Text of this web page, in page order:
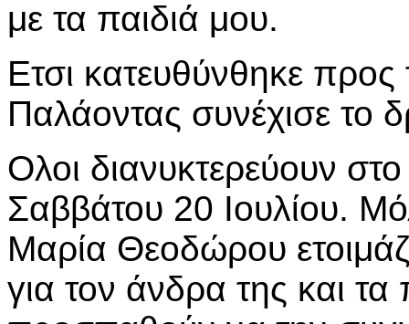
με τα παιδιά μου.
Ετσι κατευθύνθηκε προς
Παλάοντας συνέχισε το
Ολοι διανυκτερεύουν
Σαββάτου 20 Ιουλίου.
Μαρία Θεοδώρου
για τον άνδρα της και τα